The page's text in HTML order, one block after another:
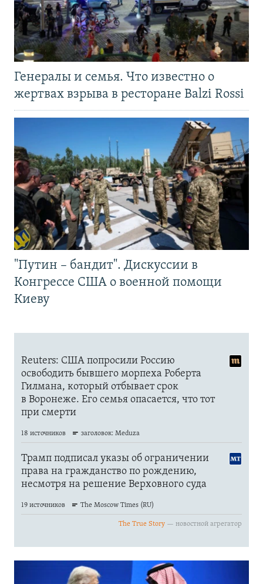
Генералы и семья. Что известно о
жертвах взрыва в ресторане Balzi Rossi
"Путин – бандит". Дискуссии в
Конгрессе США о военной помощи
Киеву